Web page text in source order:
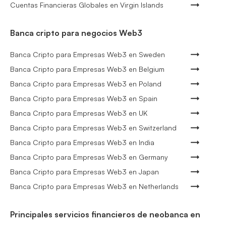
Cuentas Financieras Globales en Virgin Islands
Banca cripto para negocios Web3
Banca Cripto para Empresas Web3 en Sweden
Banca Cripto para Empresas Web3 en Belgium
Banca Cripto para Empresas Web3 en Poland
Banca Cripto para Empresas Web3 en Spain
Banca Cripto para Empresas Web3 en UK
Banca Cripto para Empresas Web3 en Switzerland
Banca Cripto para Empresas Web3 en India
Banca Cripto para Empresas Web3 en Germany
Banca Cripto para Empresas Web3 en Japan
Banca Cripto para Empresas Web3 en Netherlands
Principales servicios financieros de neobanca en